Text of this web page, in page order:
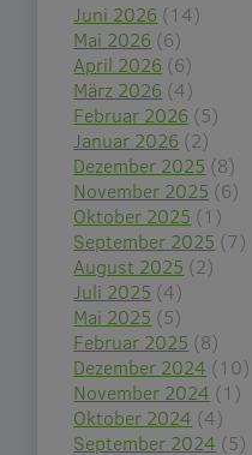
Juni 2026 (14)
Mai 2026 (6)
April 2026 (6)
März 2026 (4)
Februar 2026 (5)
Januar 2026 (2)
Dezember 2025 (8)
November 2025 (6)
Oktober 2025 (1)
September 2025 (7)
August 2025 (2)
Juli 2025 (4)
Mai 2025 (5)
Februar 2025 (8)
Dezember 2024 (10)
November 2024 (1)
Oktober 2024 (4)
September 2024 (5)